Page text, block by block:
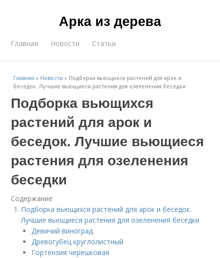
Арка из дерева
Главная Новости Статьи
Главная » Новости » Подборка вьющихся растений для арок и
беседок. Лучшие вьющиеся растения для озеленения беседки
Подборка вьющихся
растений для арок и
беседок. Лучшие вьющиеся
растения для озеленения
беседки
Содержание
Подборка вьющихся растений для арок и беседок.
Лучшие вьющиеся растения для озеленения беседки
Девичий виноград
Древогубец круглолистный
Гортензия черешковая